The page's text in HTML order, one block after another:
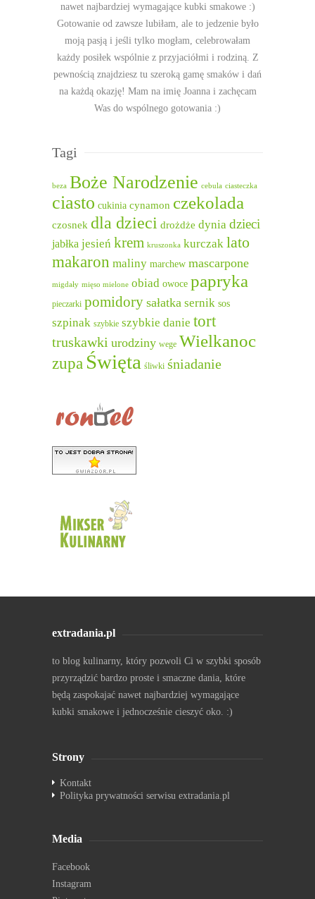
nawet najbardziej wymagające kubki smakowe :)
Gotowanie od zawsze lubiłam, ale to jedzenie było
moją pasją i jeśli tylko mogłam, celebrowałam
każdy posiłek wspólnie z przyjaciółmi i rodziną. Z
pewnością znajdziesz tu szeroką gamę smaków i dań
na każdą okazję! Mam na imię Joanna i zachęcam
Was do wspólnego gotowania :)
Tagi
beza Boże Narodzenie cebula ciasteczka
ciasto cukinia cynamon czekolada
czosnek dla dzieci drożdże dynia dzieci
jabłka jesień krem kruszonka kurczak lato
makaron maliny marchew mascarpone
migdały mięso mielone obiad owoce papryka
pieczarki pomidory sałatka sernik sos
szpinak szybkie szybkie danie tort
truskawki urodziny wege Wielkanoc
zupa Święta śliwki śniadanie
extradania.pl
to blog kulinarny, który pozwoli Ci w szybki sposób
przyrządzić bardzo proste i smaczne dania, które
będą zaspokajać nawet najbardziej wymagające
kubki smakowe i jednocześnie cieszyć oko. :)
Strony
Kontakt
Polityka prywatności serwisu extradania.pl
Media
Facebook
Instagram